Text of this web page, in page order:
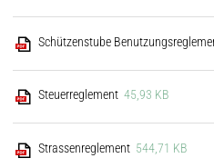
Schützenstube
Steuerreglement 45,93 KB
Strassenreglement 544,71 KB